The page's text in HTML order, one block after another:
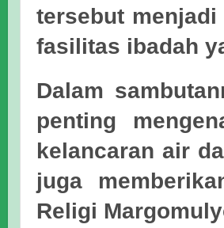
tersebut
fasilitas ibadah
Dalam
penting
kelancaran air
juga
Religi